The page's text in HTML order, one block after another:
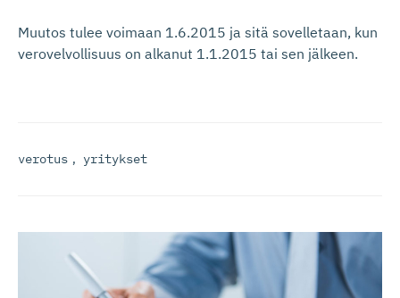
Muutos tulee voimaan 1.6.2015 ja sitä sovelletaan, kun
verovelvollisuus on alkanut 1.1.2015 tai sen jälkeen.
verotus , yritykset